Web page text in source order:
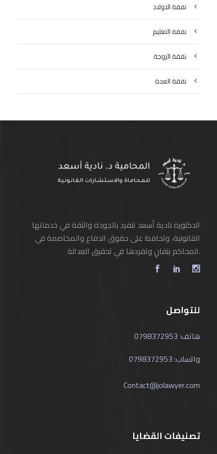
نفقة الاولاد
نفقة التعليم
نفقة الزوجة
نفقة العدة
الدكتورة نادية أسعد تتفرد بالجودة والثقة في خدماتها
القانونية، وتحافظ على حقوق الدفاع والمخاصمة في
المحاكم بتفانٍ وتفردها في تحقيق العدالة.
للتواصل
هاتف: 0798372953
واتساب: 0798372953
Contact@jolawyer.com
تصنيفات القضايا